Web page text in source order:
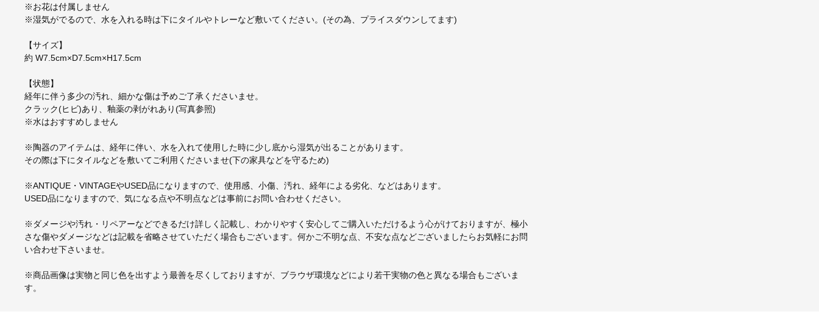
※お花は付属しません
※湿気がでるので、水を入れる時は下にタイルやトレーなど敷いてください。(その為、プライスダウンしてます)
【サイズ】
約 W7.5cm×D7.5cm×H17.5cm
【状態】
経年に伴う多少の汚れ、細かな傷は予めご了承くださいませ。
クラック(ヒビ)あり、釉薬の剥がれあり(写真参照)
※水はおすすめしません
※陶器のアイテムは、経年に伴い、水を入れて使用した時に少し底から湿気が出ることがあります。
その際は下にタイルなどを敷いてご利用くださいませ(下の家具などを守るため)
※ANTIQUE・VINTAGEやUSED品になりますので、使用感、小傷、汚れ、経年による劣化、などはあります。
USED品になりますので、気になる点や不明点などは事前にお問い合わせください。
※ダメージや汚れ・リペアーなどできるだけ詳しく記載し、わかりやすく安心してご購入いただけるよう心がけておりますが、極小
さな傷やダメージなどは記載を省略させていただく場合もございます。何かご不明な点、不安な点などございましたらお気軽にお問
い合わせ下さいませ。
※商品画像は実物と同じ色を出すよう最善を尽くしておりますが、ブラウザ環境などにより若干実物の色と異なる場合もございま
す。